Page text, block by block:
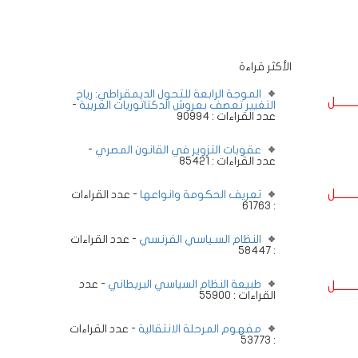
الأكثر قراءة
الموجة الرابعة للتحول الديمقراطي: رياح
التغيير تعصف بعروش الدكتاتوريات العربية -
عدد القراءات : 90994
عقوبات التزوير في القانون المصري -
عدد القراءات : 85421
تعريف الحكومة وانواعها - عدد القراءات
: 61763
النظام السـياسي الفرنسي - عدد القراءات
: 58447
طبيعة النظام السياسي البريطاني - عدد
القراءات : 55900
مفهوم المرحلة الانتقالية - عدد القراءات
: 53773